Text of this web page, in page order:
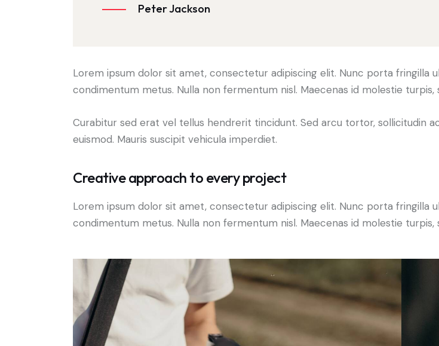
Peter Jackson
Lorem ipsum dolor sit amet, consectetur adipiscing elit. Nunc porta fringilla
condimentum metus. Nulla non fermentum nisl. Maecenas id molestie
Curabitur sed erat vel tellus hendrerit tincidunt. Sed arcu tortor, sollicitudin
euismod. Mauris suscipit vehicula imperdiet.
Creative approach to every project
Lorem ipsum dolor sit amet, consectetur adipiscing elit. Nunc porta fringilla
condimentum metus. Nulla non fermentum nisl. Maecenas id molestie